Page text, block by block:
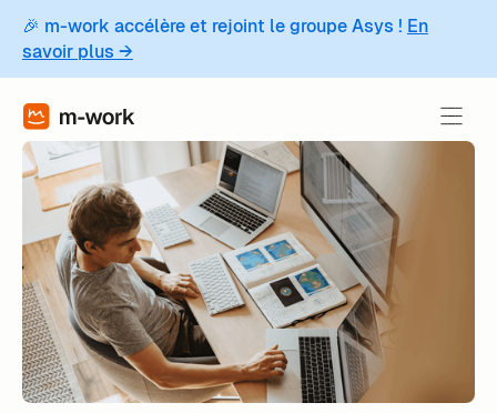
🎉 m-work accélère et rejoint le groupe Asys ! En
savoir plus →